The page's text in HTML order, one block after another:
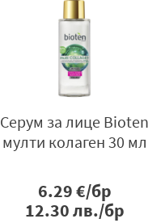
Серум за лице Bioten
мулти колаген 30 мл
6.29€/бр
12.30лв./бр